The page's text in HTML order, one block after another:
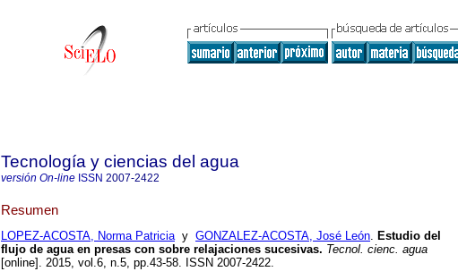
Tecnología y ciencias del agua
versión On-line ISSN 2007-2422
Resumen
LOPEZ-ACOSTA, Norma Patriciay GONZALEZ-ACOSTA, José León. Estudio del
flujo de agua en presas con sobre relajaciones sucesivas. Tecnol. cienc. agua
[online]. 2015, vol.6, n.5, pp.43-58. ISSN 2007-2422.